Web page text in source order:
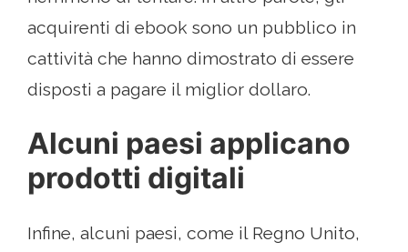
acquirenti di ebook sono un pubblico in
cattività che hanno dimostrato di essere
disposti a pagare il miglior dollaro.
Alcuni paesi applicano
prodotti digitali
Infine, alcuni paesi, come il Regno Unito,